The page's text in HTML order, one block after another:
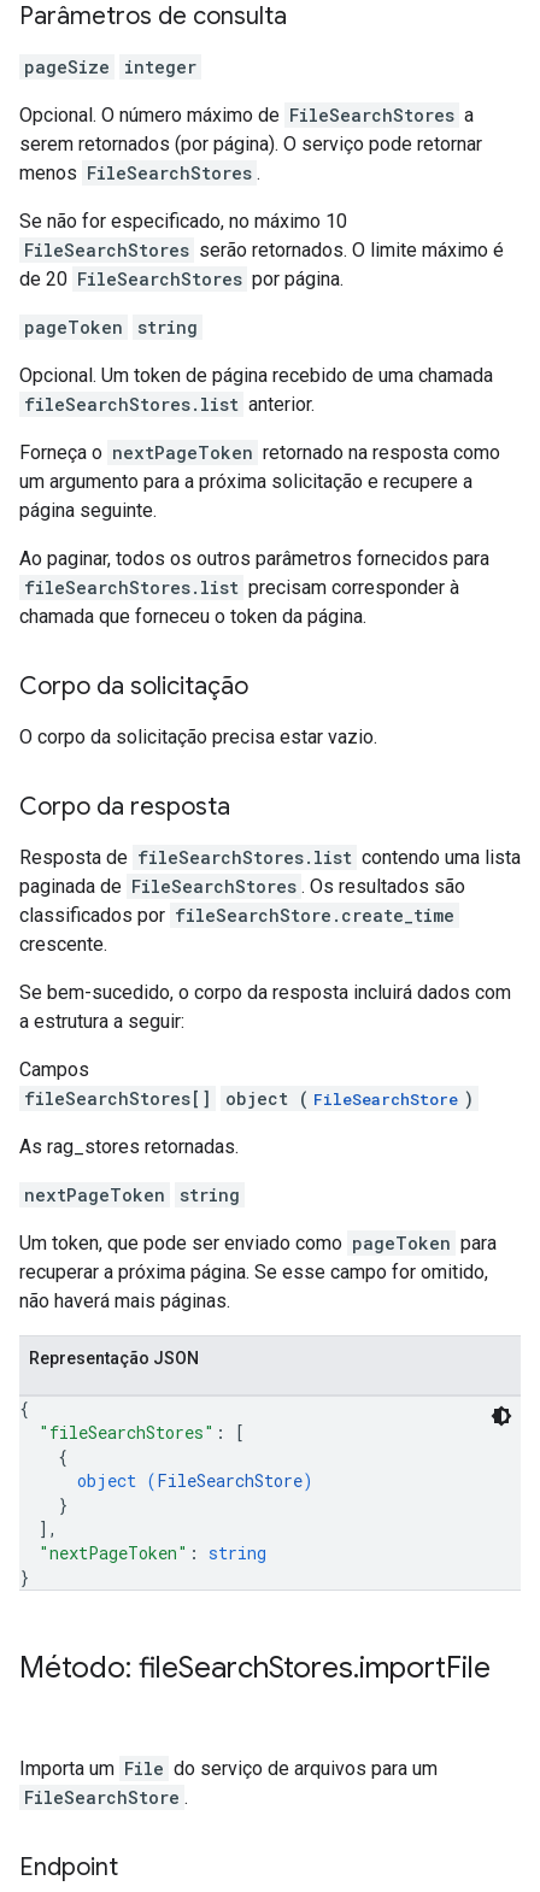
Parâmetros de consulta
pageSize integer
Opcional. O número máximo de FileSearchStores a
serem retornados (por página). O serviço pode retornar
menos FileSearchStores .
Se não for especificado, no máximo 10
FileSearchStores serão retornados. O limite máximo é
de 20 FileSearchStores por página.
pageToken string
Opcional. Um token de página recebido de uma chamada
fileSearchStores.list anterior.
Forneça o nextPageToken retornado na resposta como
um argumento para a próxima solicitação e recupere a
página seguinte.
Ao paginar, todos os outros parâmetros fornecidos para
fileSearchStores.list precisam corresponder à
chamada que forneceu o token da página.
Corpo da solicitação
O corpo da solicitação precisa estar vazio.
Corpo da resposta
Resposta de fileSearchStores.list contendo uma lista
paginada de FileSearchStores . Os resultados são
classificados por fileSearchStore.create_time
crescente.
Se bem-sucedido, o corpo da resposta incluirá dados com
a estrutura a seguir:
Campos
fileSearchStores[]
object ( FileSearchStore )
As rag_stores retornadas.
nextPageToken string
Um token, que pode ser enviado como pageToken para
recuperar a próxima página. Se esse campo for omitido,
não haverá mais páginas.
Representação JSON
{
"fileSearchStores" :
[
{
object (FileSearchStore)
}
] ,
"nextPageToken" : string
}
Método: fileSearchStores.importFile
Importa um File do serviço de arquivos para um
FileSearchStore .
Endpoint